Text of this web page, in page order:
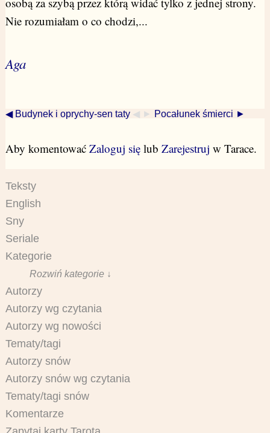
Nie rozumiałam o co chodzi,...
Aga
◀ Budynek i oprychy-sen taty ◀ ► Pocałunek śmierci ►
Aby komentować Zaloguj sięlub Zarejestruj w Tarace.
Teksty
English
Sny
Seriale
Kategorie
Rozwiń kategorie ↓
Autorzy
Autorzy wg czytania
Autorzy wg nowości
Tematy/tagi
Autorzy snów
Autorzy snów wg czytania
Tematy/tagi snów
Komentarze